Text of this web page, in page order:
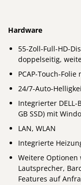
Hardware
55-Zoll-Full-HD-
doppelseitig,
PCAP-Touch-
24/7-Auto-
Integrierter DELL-
GB SSD) mit
LAN, WLAN
Integrierte
Weitere Optionen
Lautsprecher,
Features auf